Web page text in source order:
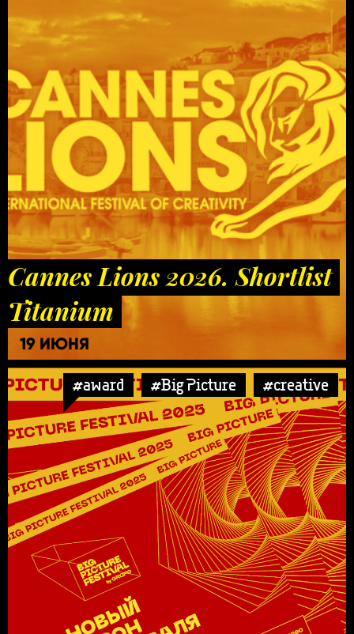
Cannes Lions 2026. Shortlist
Titanium
19 ИЮНЯ
#award #Big Picture #creative